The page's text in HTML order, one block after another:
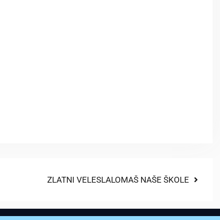
ZLATNI VELESLALOMAŠ NAŠE ŠKOLE